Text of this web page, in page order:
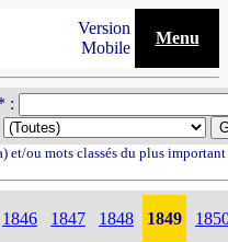
Version
Mobile
Menu
:
et/ou mots classés du plus
1846 1847 1848 1849